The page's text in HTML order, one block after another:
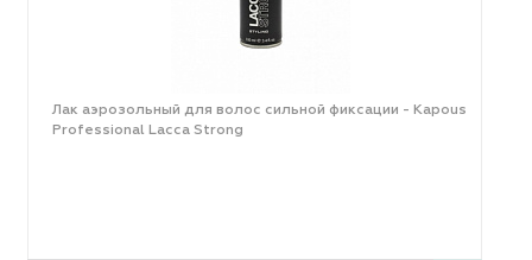
Лак аэрозольный для волос сильной фиксации - Kapous
Professional Lacca Strong